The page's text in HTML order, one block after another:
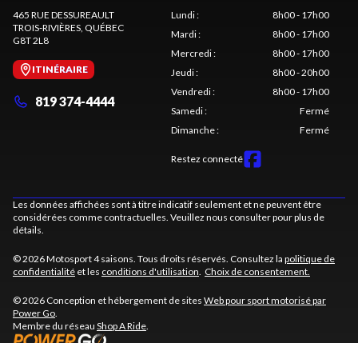
465 RUE DESSUREAULT
TROIS-RIVIÈRES , QUÉBEC
G8T 2L8
ITINÉRAIRE
819 374-4444
Lundi:
8h00 - 17h00
Mardi:
8h00 - 17h00
Mercredi:
8h00 - 17h00
Jeudi:
8h00 - 20h00
Vendredi:
8h00 - 17h00
Samedi:
Fermé
Dimanche: Fermé
Restez connecté
Les données affichées sont à titre indicatif seulement et ne peuvent être
considérées comme contractuelles. Veuillez nous consulter pour plus de
détails.
© 2026 Motosport 4 saisons. Tous droits réservés. Consultez la politique de
confidentialité et les conditions d'utilisation Choix de consentement.
© 2026 Conception et hébergement de sites Web pour sport motorisé par
Power Go
Membre du réseau Shop A Ride